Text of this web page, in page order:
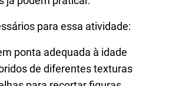
para essa atividade:
ponta adequada à idade
de diferentes texturas